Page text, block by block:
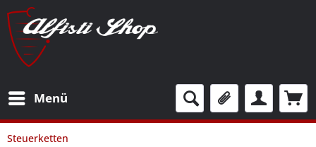
Menü
Steuerketten